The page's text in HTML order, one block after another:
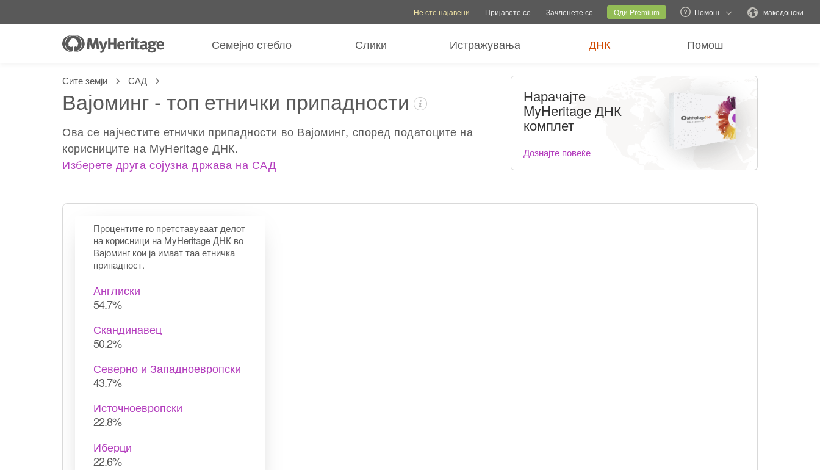
Промени семејна локацијаТековна локација Промени јазик
Не сте најавени Пријавете се Зачленете се Оди Premium Помош македонски
Семејно стебло Слики Истражувања ДНК Помош
Сите земји САД
Вајоминг - топ етнички припадности
Ова се најчестите етнички припадности во Вајоминг, според податоците на
корисниците на MyHeritage ДНК.
Изберете друга сојузна држава на САД
Нарачајте
MyHeritage ДНК
комплет
Дознајте повеќе
Процентите го претставуваат делот
на корисници на MyHeritage ДНК во
Вајоминг кои ја имаат таа етничка
припадност.
Англиски
54.7%
Скандинавец
50.2%
Северно и Западноевропски
43.7%
Источноевропски
22.8%
Иберци
22.6%